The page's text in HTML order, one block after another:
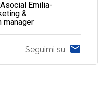
Emilia-
&
manager
Seguimi su